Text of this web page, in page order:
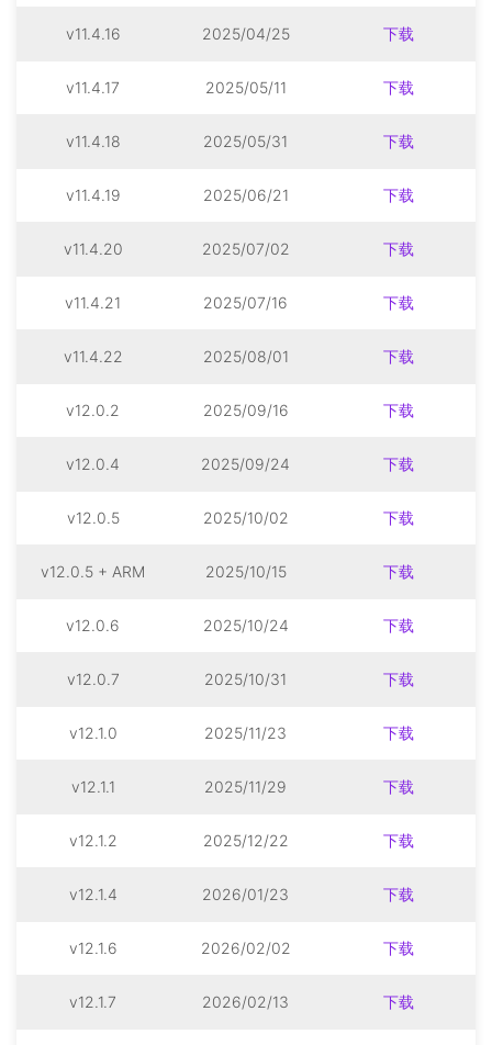
v11.4.16 2025/04/25 下载
v11.4.17 2025/05/11 下载
v11.4.18 2025/05/31 下载
v11.4.19 2025/06/21 下载
v11.4.20 2025/07/02 下载
v11.4.21 2025/07/16 下载
v11.4.22 2025/08/01 下载
v12.0.2 2025/09/16 下载
v12.0.4 2025/09/24 下载
v12.0.5 2025/10/02 下载
v12.0.5 + ARM 2025/10/15 下载
v12.0.6 2025/10/24 下载
v12.0.7 2025/10/31 下载
v12.1.0 2025/11/23 下载
v12.1.1 2025/11/29 下载
v12.1.2 2025/12/22 下载
v12.1.4 2026/01/23 下载
v12.1.6 2026/02/02 下载
v12.1.7 2026/02/13 下载